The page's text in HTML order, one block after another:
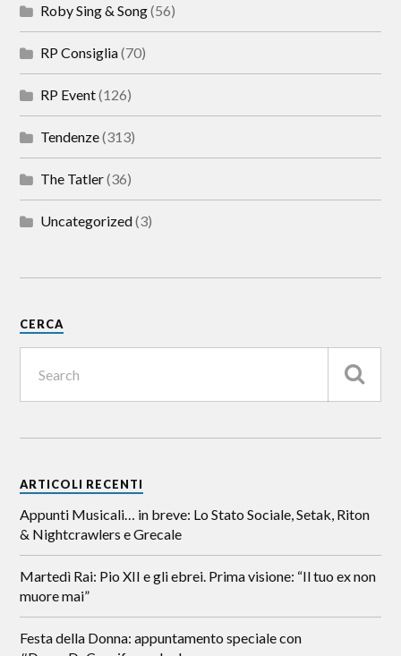
Roby Sing & Song(56)
RP Consiglia(70)
RP Event(126)
Tendenze(313)
The Tatler(36)
Uncategorized(3)
CERCA
ARTICOLI RECENTI
Appunti Musicali… in breve: Lo Stato Sociale, Setak, Riton
& Nightcrawlers e Grecale
Martedì Rai: Pio XII e gli ebrei. Prima visione: “Il tuo ex non
muore mai”
Festa della Donna: appuntamento speciale con